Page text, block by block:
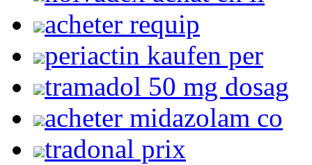
acheter requip
periactin kaufen per
tramadol 50 mg dosag
acheter midazolam co
tradonal prix